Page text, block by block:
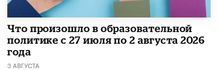
​Что произошло в образовательной
политике с 27 июля по 2 августа 2026
года
3 АВГУСТА